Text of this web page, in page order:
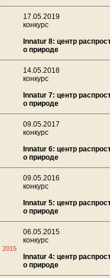
17.05.2019
конкурс
Innatur 8: центр
о природе
14.05.2018
конкурс
Innatur 7: центр
о природе
09.05.2017
конкурс
Innatur 6: центр
о природе
09.05.2016
конкурс
Innatur 5: центр
о природе
2015
06.05.2015
конкурс
Innatur 4: центр
о природе